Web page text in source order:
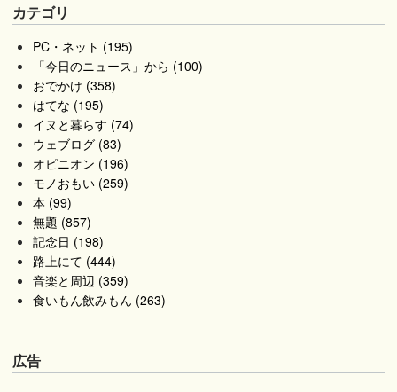
カテゴリ
PC・ネット (195)
「今日のニュース」から (100)
おでかけ (358)
はてな (195)
イヌと暮らす (74)
ウェブログ (83)
オピニオン (196)
モノおもい (259)
本 (99)
無題 (857)
記念日 (198)
路上にて (444)
音楽と周辺 (359)
食いもん飲みもん (263)
広告